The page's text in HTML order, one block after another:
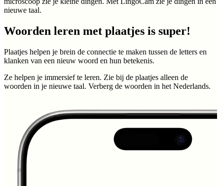
nieuwe taal.
Woorden leren met plaatjes is super!
Plaatjes helpen je brein de connectie te maken tussen de letters en
klanken van een nieuw woord en hun betekenis.
Ze helpen je immersief te leren. Zie bij de plaatjes alleen de
woorden in je nieuwe taal. Verberg de woorden in het Nederlands.